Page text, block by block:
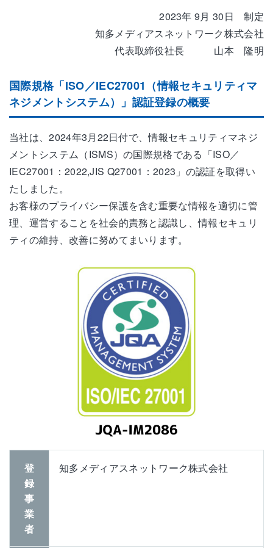
2023年 9月 30日 制定
知多メディアスネットワーク株式会社
代表取締役社長 山本 隆明
国際規格「ISO／IEC27001（情報セキュリティマ
ネジメントシステム）」認証登録の概要
当社は、2024年3月22日付で、情報セキュリティマネジ
メントシステム（ISMS）の国際規格である「ISO／
IEC27001：2022,JIS Q27001：2023」の認証を取得い
たしました。
お客様のプライバシー保護を含む重要な情報を適切に管
理、運営することを社会的責務と認識し、情報セキュリ
ティの維持、改善に努めてまいります。
登
録
事
業
者
知多メディアスネットワーク株式会社